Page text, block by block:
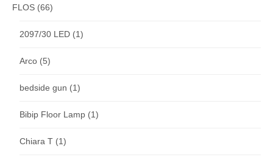
FLOS (66)
2097/30 LED (1)
Arco (5)
bedside gun (1)
Bibip Floor Lamp (1)
Chiara T (1)